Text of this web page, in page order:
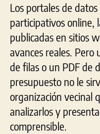
Los portales de
participativos online,
publicadas en sitios
avances reales. Pero
de filas o un PDF de
presupuesto no le
organización vecinal
analizarlos y
comprensible.